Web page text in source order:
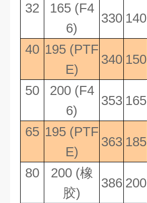
32
165 (F4
6)
330 140
40 195 (PTF
E)
340 150
50
200 (F4
6)
353 165
65 195 (PTF
E)
363 185
80 200 (橡
胶)
386 200